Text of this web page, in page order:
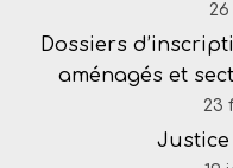
Dossiers
aménagés et
23
Justice